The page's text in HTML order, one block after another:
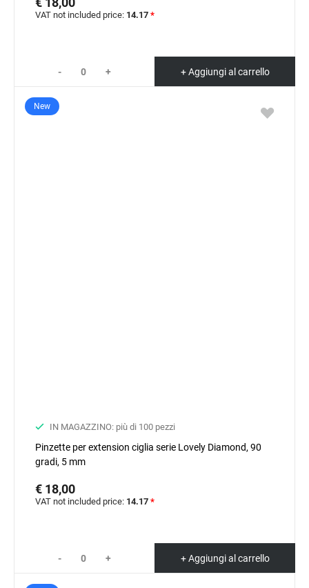
VAT not included price: 14.17 *
- + + Aggiungi al carrello
New
IN MAGAZZINO: più di 100 pezzi
Pinzette per extension ciglia serie Lovely Diamond, 90
gradi, 5 mm
€ 18,00
VAT not included price: 14.17 *
- + + Aggiungi al carrello